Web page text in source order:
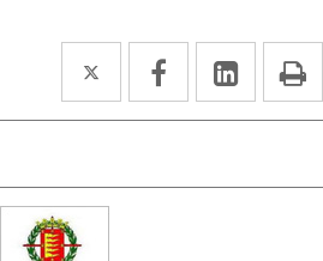
Twitter
Enlace
a
aplicación
Facebook
Enlace
a
aplicación
Enlace
a